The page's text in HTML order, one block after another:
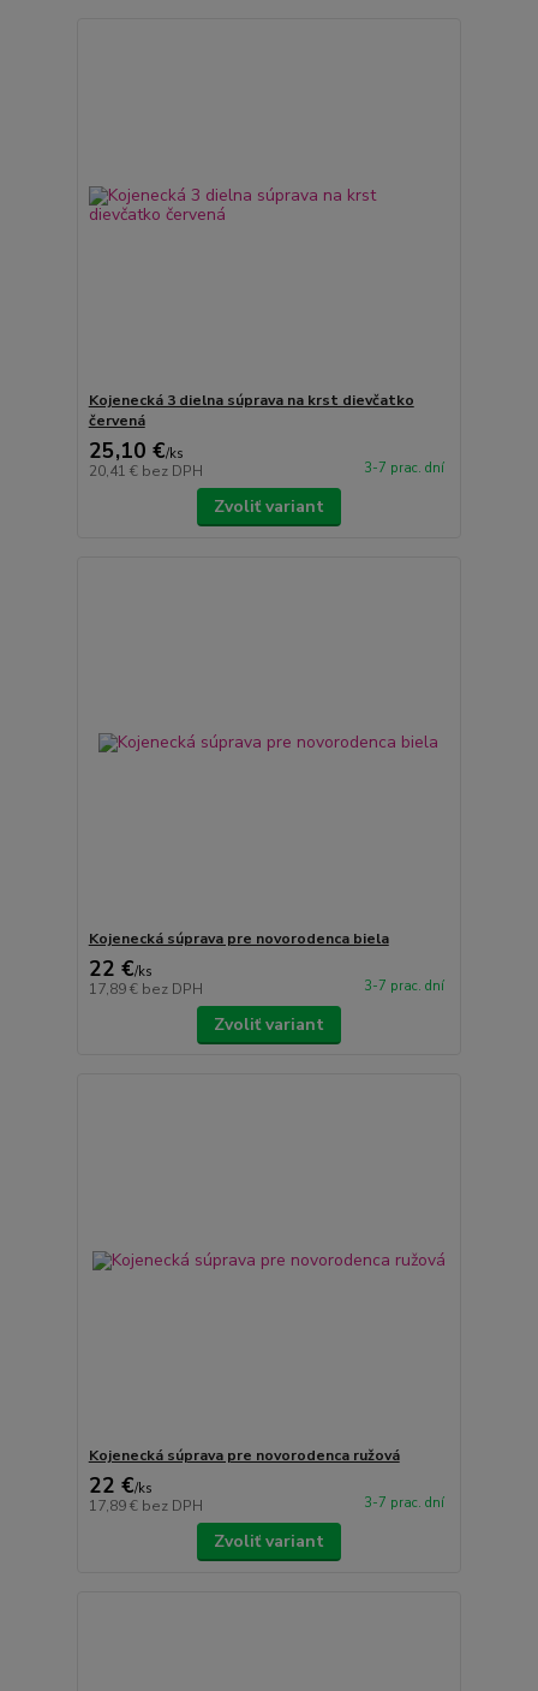
Kojenecká 3 dielna súprava na krst dievčatko
červená
25,10 €/ks
20,41 € bez DPH 3-7 prac. dní
Zvoliť variant
Kojenecká súprava pre novorodenca biela
22 €/ks
17,89 € bez DPH 3-7 prac. dní
Zvoliť variant
Kojenecká súprava pre novorodenca ružová
22 €/ks
17,89 € bez DPH 3-7 prac. dní
Zvoliť variant